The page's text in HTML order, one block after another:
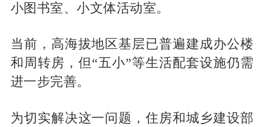
小图书室、小文体活动室。
当前，高海拔地区基层已普遍建成办公楼
和周转房，但“五小”等生活配套设施仍需
进一步完善。
为切实解决这一问题，住房和城乡建设部